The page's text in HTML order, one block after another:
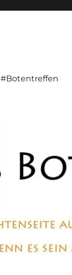
#Botentreffen